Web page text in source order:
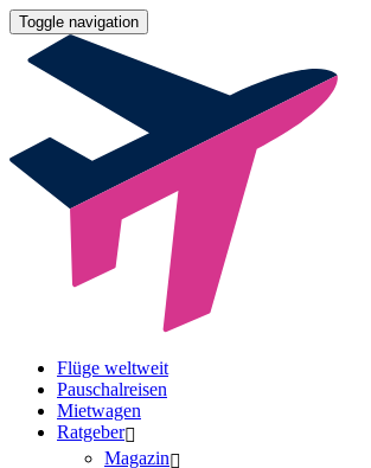
Toggle navigation
Flüge weltweit
Pauschalreisen
Mietwagen
Ratgeber
Magazin